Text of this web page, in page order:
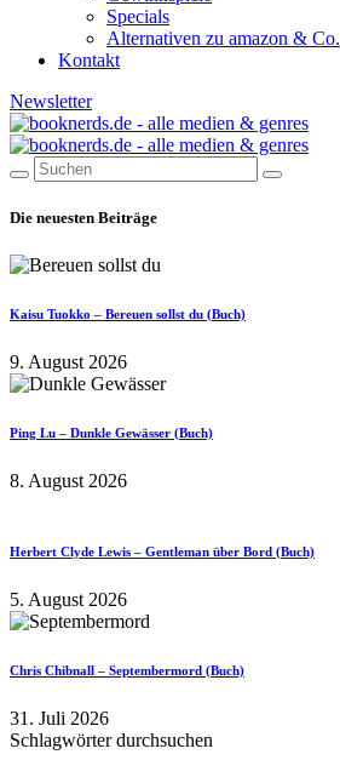
Specials
Alternativen zu amazon & Co.
Kontakt
Newsletter
Die neuesten Beiträge
Kaisu Tuokko – Bereuen sollst du (Buch)
9. August 2026
Ping Lu – Dunkle Gewässer (Buch)
8. August 2026
Herbert Clyde Lewis – Gentleman über Bord (Buch)
5. August 2026
Chris Chibnall – Septembermord (Buch)
31. Juli 2026
Schlagwörter durchsuchen